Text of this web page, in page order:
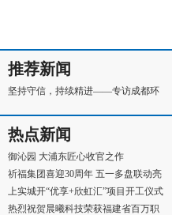
推荐新闻
坚持守信，持续精进——专访成都环
热点新闻
御沁园 大浦东匠心收官之作
祈福集团喜迎30周年 五一多盘联动亮
点多 全面启动全
上实城开“优享+欣虹汇”项目开工仪式
顺利举行
热烈祝贺晨曦科技荣获福建省百万职